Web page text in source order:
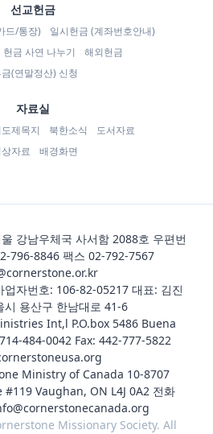
선교헌금
드/통장)
일시헌금 (계좌번호안내)
헌금 사연 나누기
해외헌금
(연말정산) 신청
자료실
제목지 북한소식
도서자료
자료
배경화면
강남우체국 사서함 2088호 우편번
796-8846 팩스 02-792-7567
업자번호: 106-82-05217 대표: 김진
시 용산구 한남대로 41-6
Int,l P.O.box 5486 Buena
714-484-0042 Fax: 442-777-5822
Ministry of Canada 10-8707
Vaughan, ON L4J 0A2 전화
Missionary Society. All